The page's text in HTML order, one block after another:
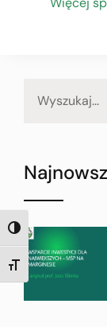
TOGGLE HIGH
TOGGLE FONT